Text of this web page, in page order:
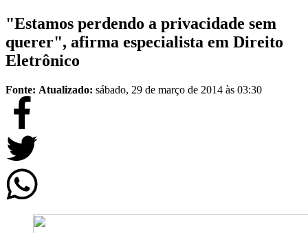
"Estamos perdendo a privacidade sem
querer", afirma especialista em Direito
Eletrônico
Fonte: Atualizado: sábado, 29 de março de 2014 às 03:30